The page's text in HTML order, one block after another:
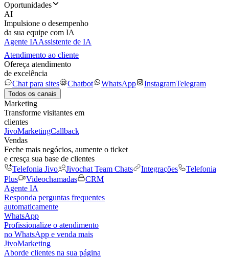
Oportunidades
AI
Impulsione o desempenho
da sua equipe com IA
Agente IAAssistente de IA
Atendimento ao cliente
Ofereça atendimento
de excelência
Chat para sites
Chatbot WhatsApp InstagramTelegram
Todos os canais
Marketing
Transforme visitantes em
clientes
JivoMarketingCallback
Vendas
Feche mais negócios, aumente o ticket
e cresça sua base de clientes
Telefonia Jivo
Jivochat Team Chats Integrações
Telefonia
Plus
Videochamadas
CRM
Agente IA
Responda perguntas frequentes
automaticamente
WhatsApp
Profissionalize o atendimento
no WhatsApp e venda mais
JivoMarketing
Aborde clientes na sua página